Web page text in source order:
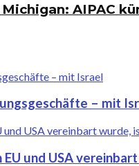
AIPAC
– mit
und USA